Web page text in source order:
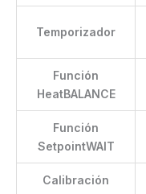
Temporizador
Función
HeatBALANCE
Función
SetpointWAIT
Calibración